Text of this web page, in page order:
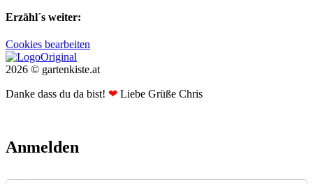
Erzähl´s weiter:
Cookies bearbeiten
2026 © gartenkiste.at
Danke dass du da bist! ❤ Liebe Grüße Chris
Anmelden